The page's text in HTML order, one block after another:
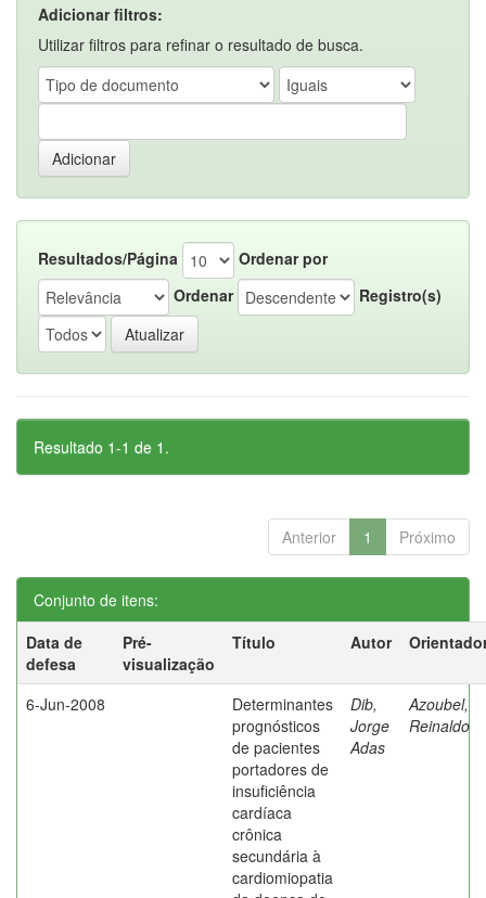
Adicionar filtros:
Utilizar filtros para refinar o resultado de busca.
Resultados/Página
Ordenar por
Ordenar
Registro(s)
Resultado 1-1 de 1.
Anterior 1 Próximo
Conjunto de itens:
Data de
defesa
Pré-
visualização
Título Autor
6-Jun-2008
Determinantes
prognósticos
de pacientes
portadores de
insuficiência
cardíaca
crônica
secundária à
cardiomiopatia
Dib,
Jorge
Adas
Azoubel,
Reinaldo